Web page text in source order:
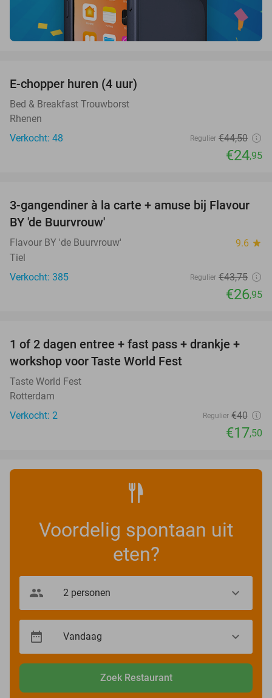
E-chopper huren (4 uur)
Bed & Breakfast Trouwborst
Rhenen
Verkocht: 48
Regulier €44,50
€24,95
38%
3-gangendiner à la carte + amuse bij Flavour
BY 'de Buurvrouw'
Flavour BY 'de Buurvrouw' 9.6 star
Tiel
Verkocht: 385
Regulier €43,75
€26,95
56%
TODAY
1 of 2 dagen entree + fast pass + drankje +
workshop voor Taste World Fest
Taste World Fest
Rotterdam
Verkocht: 2
Regulier €40
€17,50
Voordelig spontaan uit
eten?
Zoek Restaurant